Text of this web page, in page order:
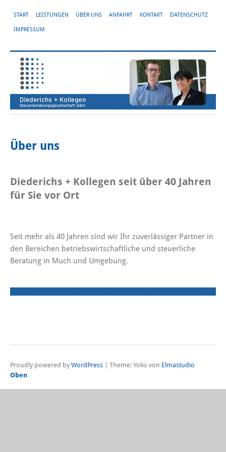
START LEISTUNGEN ÜBER UNS ANFAHRT KONTAKT DATENSCHUTZ
IMPRESSUM
Über uns
Diederichs + Kollegen seit über 40 Jahren
für Sie vor Ort
Seit mehr als 40 Jahren sind wir Ihr zuverlässiger Partner in
den Bereichen betriebswirtschaftliche und steuerliche
Beratung in Much und Umgebung.
Proudly powered by WordPress Theme: Yoko von Elmastudio
Oben